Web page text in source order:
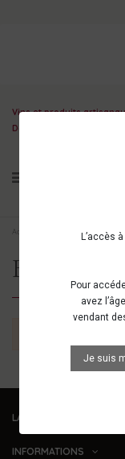
L’accès
Pour
avez
vendant
Je suis
Vins et produits
Découvrez nos ateliers
Accueil Bières et spiritueux
Bières
LA BOUTIQUE
INFORMATIONS